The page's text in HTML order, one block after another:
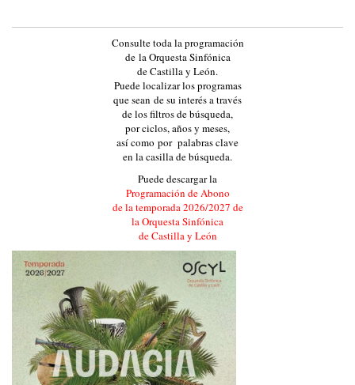
Ó
Consulte toda la programación
de la Orquesta Sinfónica
de Castilla y León.
Puede localizar los programas
que sean de su interés a través
de los filtros de búsqueda,
por ciclos, años y meses,
así como por palabras clave
en la casilla de búsqueda.
Puede descargar la
Programación de Abono
de la temporada 2026/2027 de
la Orquesta Sinfónica
de Castilla y León